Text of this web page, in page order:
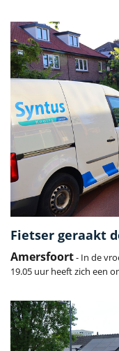
Fietser geraakt
Amersfoort- In de
19.05 uur heeft zich een